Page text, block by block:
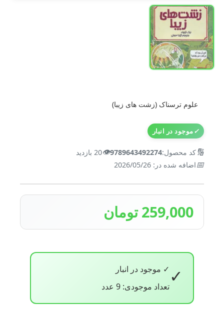
علوم ترسناک (زشت های زیبا)
✓موجود در انبار
🔢کد محصول:9789643492274
👁️20 بازدید
📅اضافه شده در: 2026/05/26
259,000 تومان
✓ ✓ موجود در انبار
تعداد موجودی: 9 عدد